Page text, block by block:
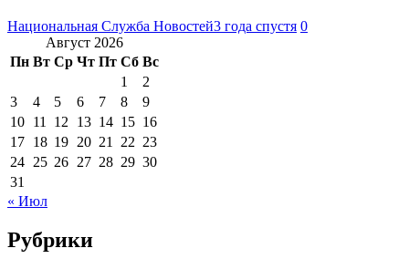
Национальная Служба Новостей3 года спустя 0
Август 2026
Пн Вт Ср Чт Пт Сб Вс
1
2
3
4 5 6 7 8
9
10 11 12 13 14 15 16
17 18 19 20 21 22 23
24 25 26 27 28 29 30
31
« Июл
Рубрики